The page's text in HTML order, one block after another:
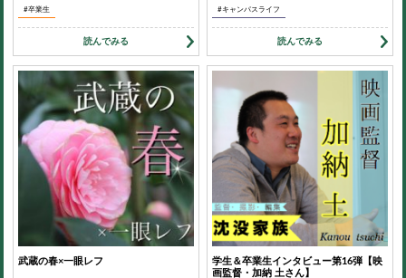
#卒業生
読んでみる
#キャンパスライフ
読んでみる
武蔵の春×一眼レフ
学生＆卒業生インタビュー第16弾【映
画監督・加納 土さん】